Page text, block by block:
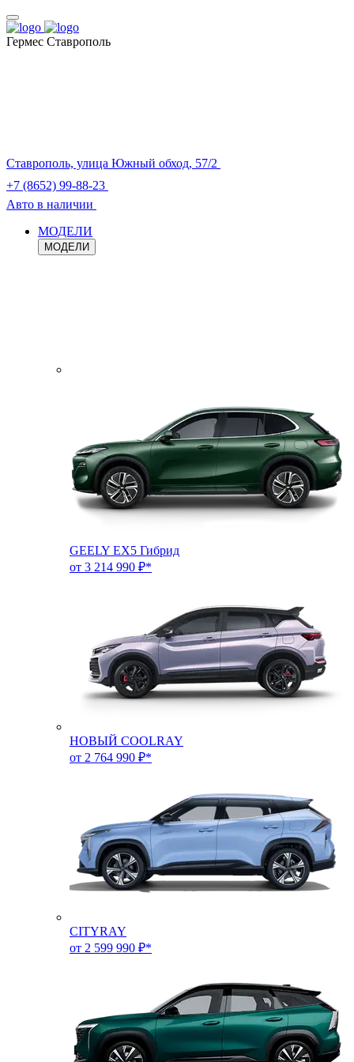
Гермес Ставрополь
Ставрополь, улица Южный обход, 57/2
+7 (8652) 99-88-23
Авто в наличии
МОДЕЛИ
МОДЕЛИ
GEELY EX5 Гибрид
от 3 214 990 ₽*
НОВЫЙ COOLRAY
от 2 764 990 ₽*
CITYRAY
от 2 599 990 ₽*